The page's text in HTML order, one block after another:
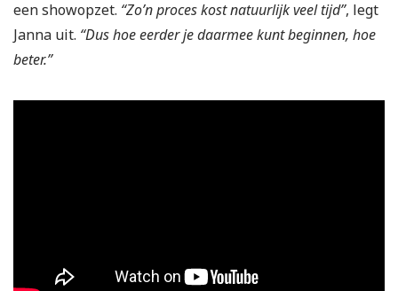
een showopzet. “Zo’n proces kost natuurlijk veel tijd”, legt
Janna uit. “Dus hoe eerder je daarmee kunt beginnen, hoe
beter.”